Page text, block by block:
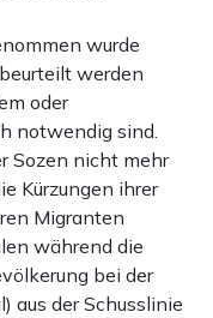
wurde
werden
oder
notwendig sind.
Sozen nicht mehr
Kürzungen ihrer
Migranten
während die
bei der
aus der Schusslinie